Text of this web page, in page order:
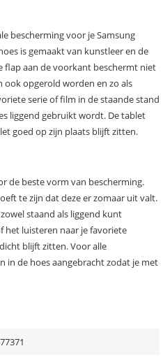
bescherming voor je Samsung
is gemaakt van kunstleer en de
flap aan de voorkant beschermt niet
ook opgerold worden en zo als
serie of film in de staande stand
liggend gebruikt wordt. De tablet
goed op zijn plaats blijft zitten.
de beste vorm van bescherming.
te zijn dat deze er zomaar uit valt.
staand als liggend kunt
het luisteren naar je favoriete
blijft zitten. Voor alle
in de hoes aangebracht zodat je met